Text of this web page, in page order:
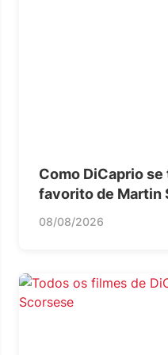
Como DiCaprio
favorito de Martin
08/08/2026